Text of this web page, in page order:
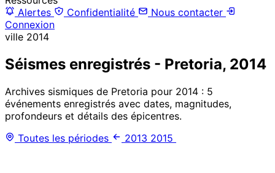
Alertes
Confidentialité
Nous contacter
Connexion
ville 2014
Séismes enregistrés - Pretoria, 2014
Archives sismiques de Pretoria pour 2014 : 5
événements enregistrés avec dates, magnitudes,
profondeurs et détails des épicentres.
Toutes les périodes
2013 2015